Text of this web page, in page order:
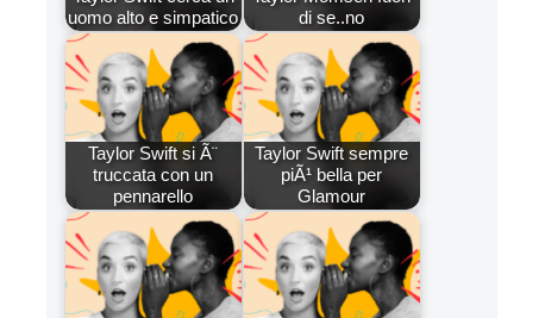
uomo alto e simpatico
di se..no
Taylor Swift si Ã¨
truccata con un
pennarello
Taylor Swift sempre
piÃ¹ bella per
Glamour